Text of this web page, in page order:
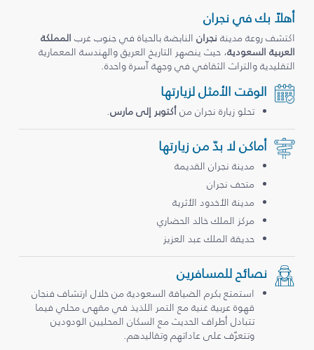
أهلاً بك في نجران
اكتشف روعة مدينة نجرانالنابضة بالحياة في جنوب غرب المملكة
العربية السعودية، حيث ينصهر التاريخ العريق والهندسة المعمارية
التقليدية والتراث الثقافي في وجهة آسرة واحدة.
الوقت الأمثل لزيارتها
تحلو زيارة نجران منأكتوبر إلى مارس.
أماكن لا بدّ من زيارتها
مدينة نجران القديمة
متحف نجران
مدينة الأخدود الأثرية
مركز الملك خالد الحضاري
حديقة الملك عبد العزيز
نصائح للمسافرين
استمتع بكرم الضيافة السعودية من خلال ارتشاف فنجان
قهوة عربية غنية مع التمر اللذيذ في مقهى محلي فيما
تتبادل أطراف الحديث مع السكان المحليين الودودين
وتتعرّف على عاداتهم وتقاليدهم.